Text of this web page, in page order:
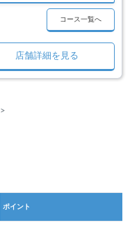
コース一覧へ
店舗詳細を見る
>
ポイント